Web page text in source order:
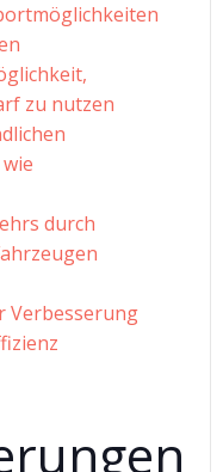
zu nutzen
durch
Verbesserung